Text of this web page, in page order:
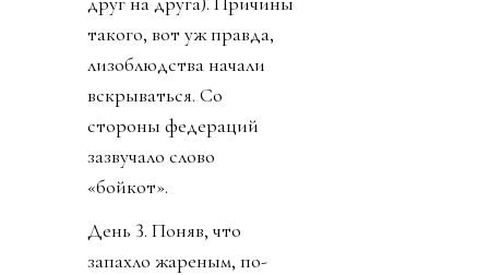
такого, вот уж правда,
лизоблюдства начали
вскрываться. Со
стороны федераций
зазвучало слово
«бойкот».
День 3. Поняв, что
запахло жареным, по-